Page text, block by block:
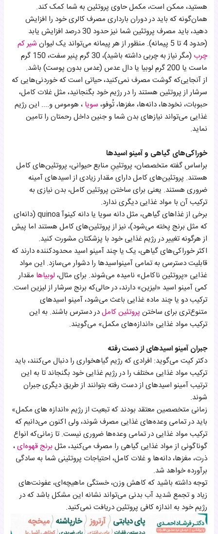
هستید، ممکن است، مکمل حاوی پروتئین به شما کمک کند.
همان‌گونه که باید در دوران بارداری مصرف کالری خود را افزایش
دهید، باید مصرف پروتئین شما نیز حدود 30 درصد افزایش یابد
(حدود 4 تا 5 پیمانه). منظور از هر پیمانه می‌تواند یک لیوان
شیر کم
چرب
(مگر نیاز به چربی داشته باشید)، 30 گرم پنیر سفت، 150 گرم
ماست یا 200 گرم لوبیا یا دال عدس (عدس بدون پوست) باشد.
از آنجایی‌که گوشت مصرف نمی‌کنید، حیاتی است که خوردنی‌هایی که
سرشار از پروتئین هستند را در رژیم خود بگنجانید، مثل غلات کامل،
حبوبات، نخودها، دانه‌ها، مغزها، تُوفو، سویا ، هوموس و.... این رژیم
غذایی می‌تواند نیازهای بدن شما و جنین داخل رحمتان را تامین
نماید.
خوراکی‌های گیاهی و آمینو اسیدها
براساس گفته متخصصان، پروتئینِ منابع حیوانی، پروتئین‌‌های کامل
هستند. پروتئین‌های کامل دارای مقدار زیادی از اسیدهای آمینه
ضروری هستند. یعنی برای ساختن پروتئین کامل، بدن نیازی به
ترکیب آن با مواد غذایی دیگری ندارد.
برخی از غذاهای گیاهی، مثل دانه سویا یا دانه کینوآ quinoa (دانه‌ای
که مثل برنج پخته می‌شود)، نیز از پروتئین‌های کامل هستند اما پیش
از هرگونه تغییر در رژیم غذایی خود با پزشکتان مشورت کنید.
اکثر خوراکی‌های گیاهی، یک یا چند آمینو اسید محدودکننده دارند که
قابلیت دسترسی به تمامی آمینواسیدها را دشوار می‌سازد. این مواد
غذایی «پروتئین ناکامل» نامیده می‌شوند. برای مثال، لوبیاها مقدار
کمی آمینو اسید «لیزین» دارند، در حالی‌که برنج سرشار از لیزین است.
ترکیب دو یا چند ماده غذایی باعث می‌شود، آمینو اسیدهای
متنوع‌تری برای ساختن پروتئین کاملدر دسترس باشند. به این
ترکیب مواد غذایی «اندازه‌های‌ مکمل» می‌گویند.
جبران آمینو اسیدهای از دست رفته
دکتر کیت می‌گوید: افرادی که رژیم گیاهخواری را دنبال می‌کنند، باید
ترکیب مواد غذایی مختلف را در رژیم غذایی خود بگنجاند تا به این
ترتیب آمینو اسیدهای از دست رفته بتوانند از طریق دیگری جبران
شوند.
زمانی متخصصین معتقد بودند که تبعیت از رژیم «اندازه های مکمل»
باید در تمامی وعده‌های غذایی مصرف شوند، ولی اکنون می‌دانیم که
ترکیب مواد غذایی در تمامی وعده‌ها ضروری نیست. تا زمانی‌که انواع
گوناگونی از مواد غذایی گیاهی را مصرف می‌کنید، مثل برنج قهوه‌ای،
ذرت، مغزها، دانه‌ها و غلات کامل، احتیاجات پروتئینی شما به سادگی
برآورده خواهد شد.
توجه داشته باشید که کاهش وزن، خستگی ماهیچه‌ای، عفونت‌های
زیاد و تجمع شدید آب بدنی می‌تواند نشانه این مشکل باشد که در
رژیم خود به اندازه کافی پروتئین دریافت نمی‌کنید.